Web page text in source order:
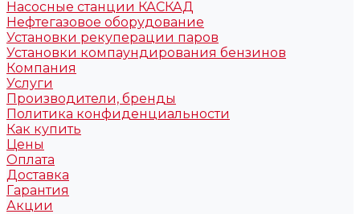
Насосные станции КАСКАД
Нефтегазовое оборудование
Установки рекуперации паров
Установки компаундирования бензинов
Компания
Услуги
Производители, бренды
Политика конфиденциальности
Как купить
Цены
Оплата
Доставка
Гарантия
Акции